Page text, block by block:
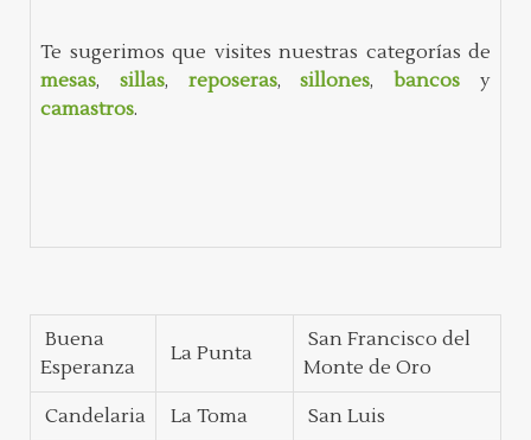
Te sugerimos que visites nuestras categorías de
mesas, sillas, reposeras,sillones, bancos y
camastros.
Buena
Esperanza
La Punta
San Francisco del
Monte de Oro
Candelaria La Toma San Luis